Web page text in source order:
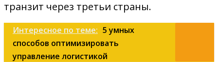
транзит через третьи страны.
Интересное по теме: 5 умных
способов оптимизировать
управление логистикой